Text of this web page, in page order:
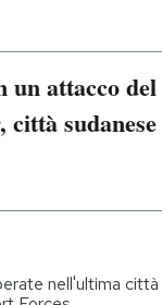
un attacco del
sudanese
nell'ultima città